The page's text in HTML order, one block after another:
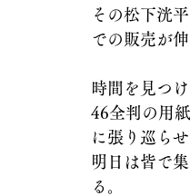
その松下洸
での販売が
時間を見つ
46全判の用
に張り巡ら
明日は皆で
る。